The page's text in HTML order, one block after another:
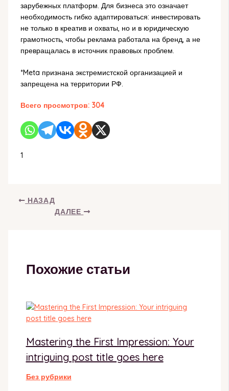
зарубежных платформ. Для бизнеса это означает
необходимость гибко адаптироваться: инвестировать
не только в креатив и охваты, но и в юридическую
грамотность, чтобы реклама работала на бренд, а не
превращалась в источник правовых проблем.
*Meta признана экстремистской организацией и
запрещена на территории РФ.
Всего просмотров: 304
1
НАЗАД
ДАЛЕЕ
Похожие статьи
Mastering the First Impression: Your
intriguing post title goes here
Без рубрики